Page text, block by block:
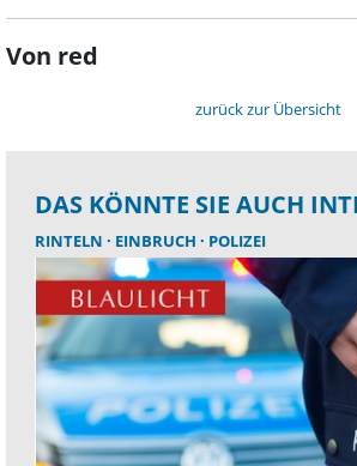
Von red
zurück zur Übersicht
DAS KÖNNTE SIE AUCH
RINTELN EINBRUCH POLIZEI